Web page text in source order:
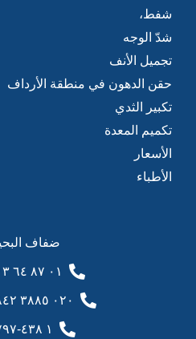
شفط،
شدّ الوجه
تجميل الأنف
حقن الدهون في منطقة الأرداف
تكبير الثدي
تكميم المعدة
الأسعار
الأطباء
ضفاف
٠١ ٨٧ ٦٤ ١٣ ٩٩ ٩٣٣+
٠٢٠ ٣٨٨٥ ٠٦٥٩٥٨٤٢ ٤٤+
١ ٤٣٨-٧٩٧-٠٢٠٧+